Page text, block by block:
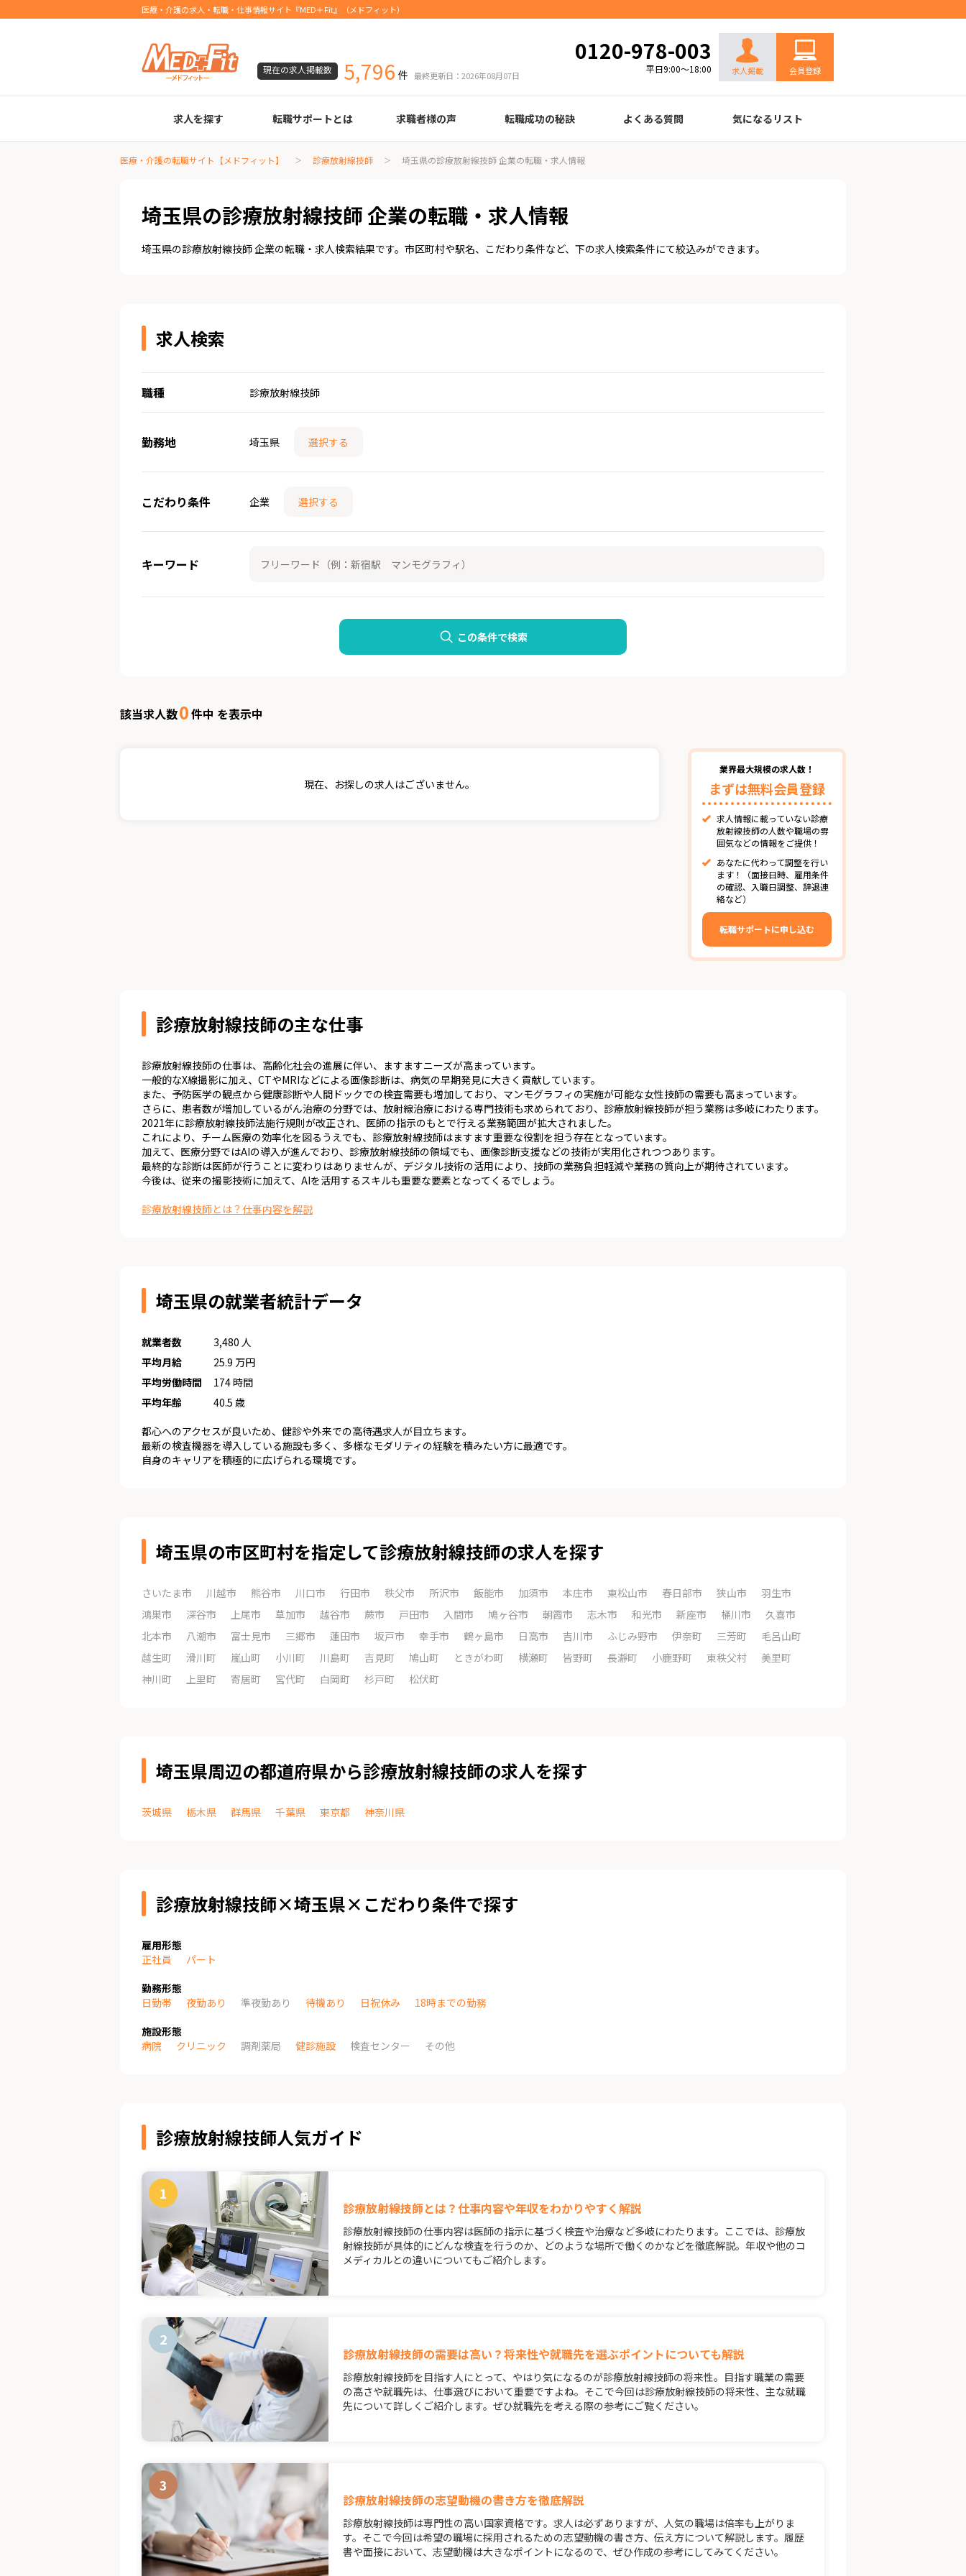
医療・介護の求人・転職・仕事情報サイト『MED＋Fit』（メドフィット）
現在の求人掲載数 5,796 件 最終更新日：2026年08月07日
0120-978-003
平日9:00～18:00 求人掲載 会員登録
求人を探す
臨床検査技師
診療放射線技師
臨床工学技士
医療事務
調剤薬局事務
理学療法士
作業療法士
言語聴覚士
機能訓練指導員
視能訓練士
看護師
薬剤師
転職サポートとは 求職者様の声
臨床検査技師
診療放射線技師
臨床工学技士
医療事務
調剤薬局事務
理学療法士
作業療法士
言語聴覚士
機能訓練指導員
視能訓練士
看護師
薬剤師
転職成功の秘訣
履歴書の書き方
職務経歴書の書き方
面接の心得
面接のコツ
転職の際に知っておきたいこと
年齢早見表
給与
よくある質問 気になるリスト
医療・介護の転職サイト【メドフィット】 診療放射線技師 埼玉県の診療放射線技師 企業の転職・求人情報
埼玉県の診療放射線技師 企業の転職・求人情報
埼玉県の診療放射線技師 企業の転職・求人検索結果です。市区町村や駅名、こだわり条件など、下の求人検索条件にて絞込みができます。
求人検索
職種 診療放射線技師
勤務地 埼玉県 選択する
こだわり条件 企業 選択する
キーワード
この条件で検索
該当求人数0件中 を表示中
現在、お探しの求人はございません。
業界最大規模の求人数！
まずは無料会員登録
求人情報に載っていない診療
放射線技師の人数や職場の雰
囲気などの情報をご提供！
あなたに代わって調整を行い
ます！（面接日時、雇用条件
の確認、入職日調整、辞退連
絡など）
転職サポートに申し込む
診療放射線技師の主な仕事
診療放射線技師の仕事は、高齢化社会の進展に伴い、ますますニーズが高まっています。
一般的なX線撮影に加え、CTやMRIなどによる画像診断は、病気の早期発見に大きく貢献しています。
また、予防医学の観点から健康診断や人間ドックでの検査需要も増加しており、マンモグラフィの実施が可能な女性技師の需要も高まっています。
さらに、患者数が増加しているがん治療の分野では、放射線治療における専門技術も求められており、診療放射線技師が担う業務は多岐にわたります。
2021年に診療放射線技師法施行規則が改正され、医師の指示のもとで行える業務範囲が拡大されました。
これにより、チーム医療の効率化を図るうえでも、診療放射線技師はますます重要な役割を担う存在となっています。
加えて、医療分野ではAIの導入が進んでおり、診療放射線技師の領域でも、画像診断支援などの技術が実用化されつつあります。
最終的な診断は医師が行うことに変わりはありませんが、デジタル技術の活用により、技師の業務負担軽減や業務の質向上が期待されています。
今後は、従来の撮影技術に加えて、AIを活用するスキルも重要な要素となってくるでしょう。
診療放射線技師とは？仕事内容を解説
埼玉県の就業者統計データ
就業者数
3,480 人
平均月給
25.9 万円
平均労働時間
174 時間
平均年齢
40.5 歳
都心へのアクセスが良いため、健診や外来での高待遇求人が目立ちます。
最新の検査機器を導入している施設も多く、多様なモダリティの経験を積みたい方に最適です。
自身のキャリアを積極的に広げられる環境です。
埼玉県の市区町村を指定して診療放射線技師の求人を探す
さいたま市 川越市 熊谷市 川口市 行田市 秩父市 所沢市 飯能市 加須市 本庄市 東松山市 春日部市 狭山市
羽生市
鴻巣市
深谷市 上尾市 草加市 越谷市 蕨市 戸田市 入間市 鳩ヶ谷市 朝霞市 志木市 和光市 新座市 桶川市
久喜市
北本市
八潮市 富士見市 三郷市 蓮田市 坂戸市 幸手市 鶴ヶ島市 日高市 吉川市 ふじみ野市 伊奈町 三芳町
毛呂山町
越生町
滑川町 嵐山町 小川町 川島町 吉見町 鳩山町 ときがわ町 横瀬町 皆野町 長瀞町 小鹿野町 東秩父村
美里町
神川町
上里町 寄居町 宮代町 白岡町 杉戸町 松伏町
埼玉県周辺の都道府県から診療放射線技師の求人を探す
茨城県 栃木県 群馬県 千葉県 東京都 神奈川県
診療放射線技師×埼玉県×こだわり条件で探す
雇用形態
正社員
パート
勤務形態
日勤帯
夜勤あり 準夜勤あり 待機あり 日祝休み
18時までの勤務
施設形態
病院
クリニック 調剤薬局 健診施設 検査センター その他
診療放射線技師人気ガイド
診療放射線技師とは？仕事内容や年収をわかりやすく解説
診療放射線技師の仕事内容は医師の指示に基づく検査や治療など多岐にわたります。ここでは、診療放
射線技師が具体的にどんな検査を行うのか、どのような場所で働くのかなどを徹底解説。年収や他のコ
メディカルとの違いについてもご紹介します。
診療放射線技師の需要は高い？将来性や就職先を選ぶポイントについても解説
診療放射線技師を目指す人にとって、やはり気になるのが診療放射線技師の将来性。目指す職業の需要
の高さや就職先は、仕事選びにおいて重要ですよね。そこで今回は診療放射線技師の将来性、主な就職
先について詳しくご紹介します。ぜひ就職先を考える際の参考にご覧ください。
診療放射線技師の志望動機の書き方を徹底解説
診療放射線技師は専門性の高い国家資格です。求人は必ずありますが、人気の職場は倍率も上がりま
す。そこで今回は希望の職場に採用されるための志望動機の書き方、伝え方について解説します。履歴
書や面接において、志望動機は大きなポイントになるので、ぜひ作成の参考にしてみてください。